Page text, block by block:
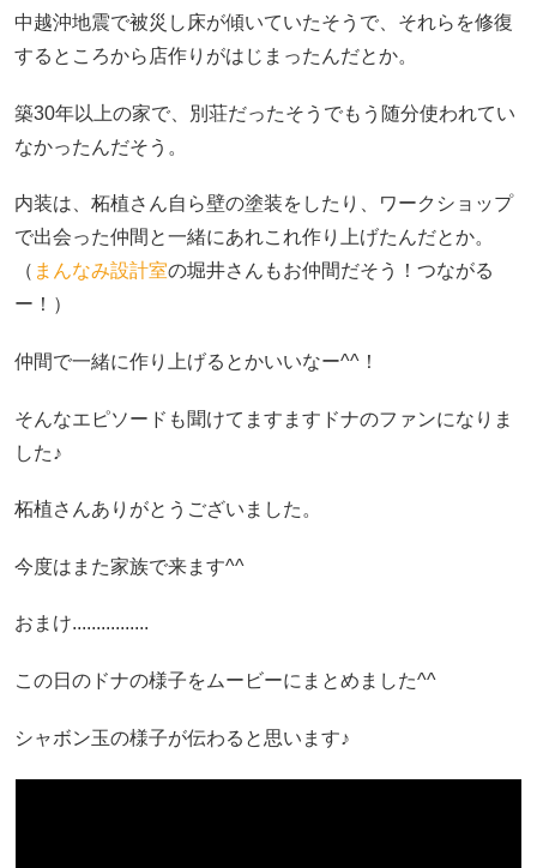
中越沖地震で被災し床が傾いていたそうで、それらを修復
するところから店作りがはじまったんだとか。
築30年以上の家で、別荘だったそうでもう随分使われてい
なかったんだそう。
内装は、柘植さん自ら壁の塗装をしたり、ワークショップ
で出会った仲間と一緒にあれこれ作り上げたんだとか。
（ まんなみ設計室の堀井さんもお仲間だそう！つながる
ー！）
仲間で一緒に作り上げるとかいいなー^^！
そんなエピソードも聞けてますますドナのファンになりま
した♪
柘植さんありがとうございました。
今度はまた家族で来ます^^
おまけ................
この日のドナの様子をムービーにまとめました^^
シャボン玉の様子が伝わると思います♪